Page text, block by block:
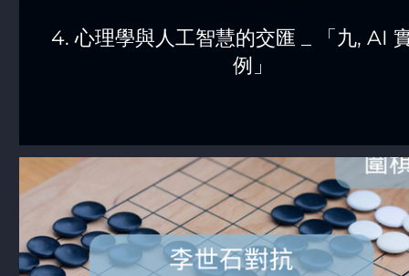
4. 心理學與人工智慧的交匯 _ 「九, AI
例」